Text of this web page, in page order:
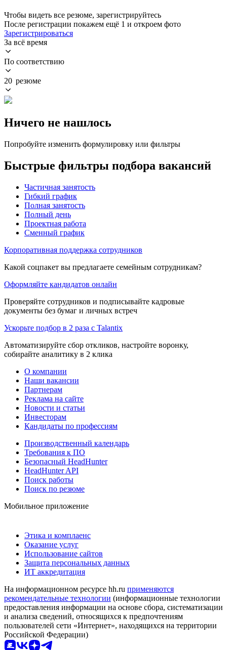
Чтобы видеть все резюме, зарегистрируйтесь
После регистрации покажем ещё 1 и откроем фото
Зарегистрироваться
За всё время
По соответствию
20 резюме
Ничего не нашлось
Попробуйте изменить формулировку или фильтры
Быстрые фильтры подбора вакансий
Частичная занятость
Гибкий график
Полная занятость
Полный день
Проектная работа
Сменный график
Корпоративная поддержка сотрудников
Какой соцпакет вы предлагаете семейным сотрудникам?
Оформляйте кандидатов онлайн
Проверяйте сотрудников и подписывайте кадровые
документы без бумаг и личных встреч
Ускорьте подбор в 2 раза с Talantix
Автоматизируйте сбор откликов, настройте воронку,
собирайте аналитику в 2 клика
О компании
Наши вакансии
Партнерам
Реклама на сайте
Новости и статьи
Инвесторам
Кандидаты по профессиям
Производственный календарь
Требования к ПО
Безопасный HeadHunter
HeadHunter API
Поиск работы
Поиск по резюме
Мобильное приложение
Этика и комплаенс
Оказание услуг
Использование сайтов
Защита персональных данных
ИТ аккредитация
На информационном ресурсе hh.ru применяются
рекомендательные технологии (информационные технологии
предоставления информации на основе сбора, систематизации
и анализа сведений, относящихся к предпочтениям
пользователей сети «Интернет», находящихся на территории
Российской Федерации)